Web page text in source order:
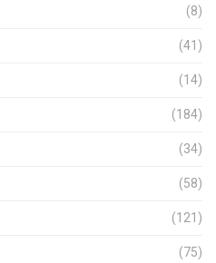
(8)
(41)
(14)
(184)
(34)
(58)
(121)
(75)